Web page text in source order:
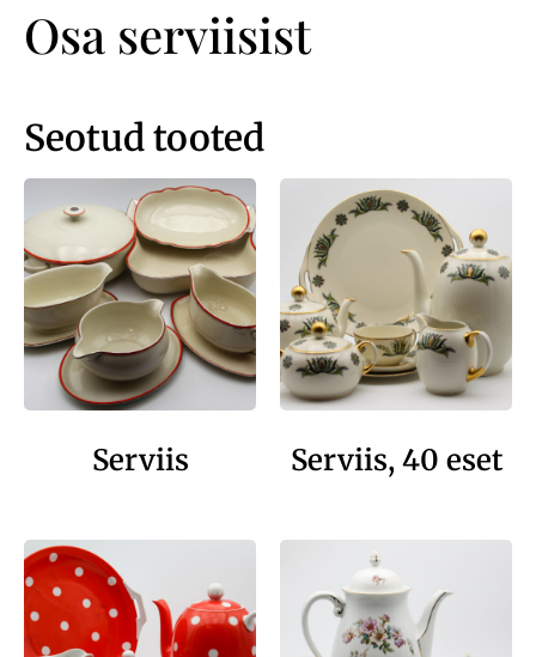
Osa serviisist
Seotud tooted
Serviis Serviis, 40 eset